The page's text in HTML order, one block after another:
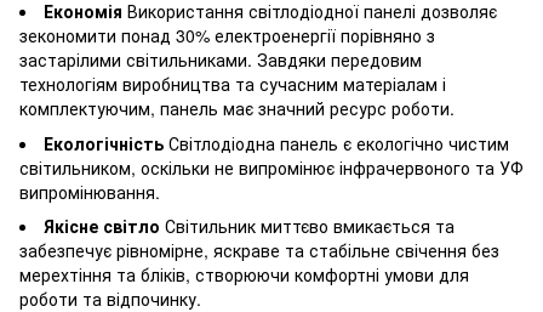
Економія Використання світлодіодної панелі дозволяє
зекономити понад 30% електроенергії порівняно з
застарілими світильниками. Завдяки передовим
технологіям виробництва та сучасним матеріалам і
комплектуючим, панель має значний ресурс роботи.
Екологічність Світлодіодна панель є екологічно чистим
світильником, оскільки не випромінює інфрачервоного та УФ
випромінювання.
Якісне світло Світильник миттєво вмикається та
забезпечує рівномірне, яскраве та стабільне свічення без
мерехтіння та бліків, створюючи комфортні умови для
роботи та відпочинку.